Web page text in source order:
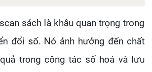
sách là khâu quan trọng trong
đổi số. Nó ảnh hưởng đến chất
trong công tác số hoá và lưu